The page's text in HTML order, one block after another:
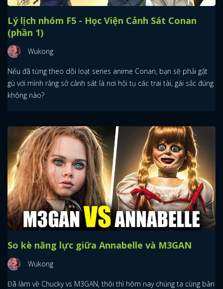
Lý lịch nhóm F5 - Học Viện Cảnh Sát Conan
(phần 1)
Wukong
Nếu đã từng theo dõi loạt series anime Conan, bạn sẽ phải gật
gù với mình rằng sở cảnh sát là nơi hội tụ các trai tài, gái sắc đúng
không nào?
So kè năng lực giữa Annabelle và M3GAN
Wukong
Đã làm về Chucky vs M3GAN, thôi thì hôm nay chúng ta cùng bàn